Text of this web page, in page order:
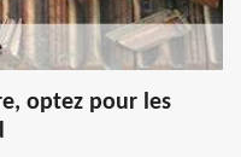
optez pour les